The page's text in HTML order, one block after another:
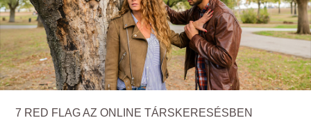
7 RED FLAG AZ ONLINE TÁRSKERESÉSBEN